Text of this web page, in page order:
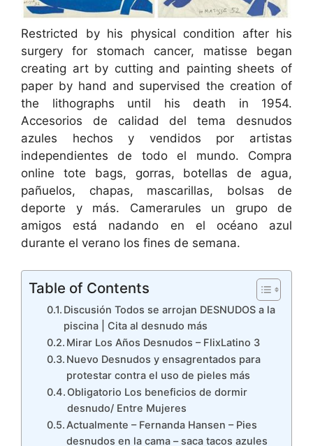
Restricted by his physical condition after his
surgery for stomach cancer, matisse began
creating art by cutting and painting sheets of
paper by hand and supervised the creation of
the lithographs until his death in 1954.
Accesorios de calidad del tema desnudos
azules hechos y vendidos por artistas
independientes de todo el mundo. Compra
online tote bags, gorras, botellas de agua,
pañuelos, chapas, mascarillas, bolsas de
deporte y más. Camerarules un grupo de
amigos está nadando en el océano azul
durante el verano los fines de semana.
Table of Contents
Discusión Todos se arrojan DESNUDOS a la
piscina | Cita al desnudo más
Mirar Los Años Desnudos – FlixLatino 3
Nuevo Desnudos y ensagrentados para
protestar contra el uso de pieles más
Obligatorio Los beneficios de dormir
desnudo/ Entre Mujeres
Actualmente – Fernanda Hansen – Pies
desnudos en la cama – saca tacos azules